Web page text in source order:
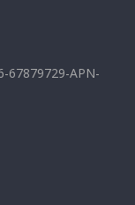
67879729-APN-